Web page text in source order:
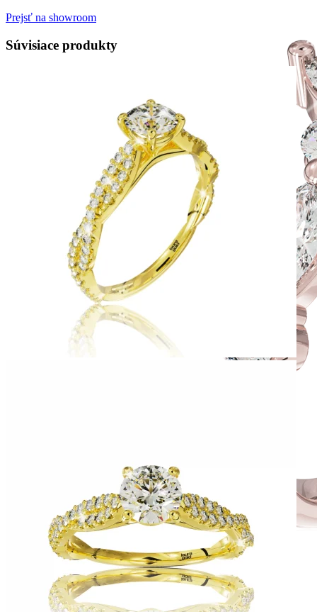
Prejsť na showroom
Súvisiace produkty